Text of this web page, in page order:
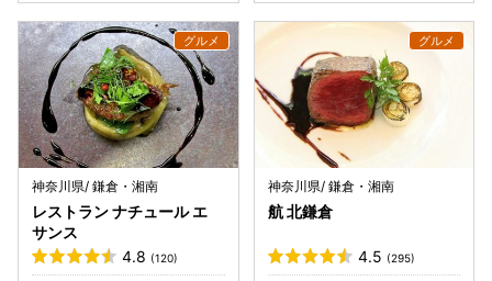
神奈川県/ 鎌倉・湘南
レストラン ナチュール エ
サンス
4.8 (120)
神奈川県/ 鎌倉・湘南
航 北鎌倉
4.5 (295)